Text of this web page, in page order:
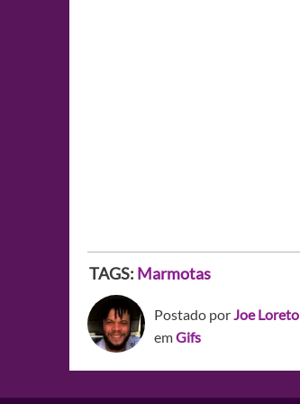
TAGS: Marmotas
Postado porJoe Loreto
emGifs